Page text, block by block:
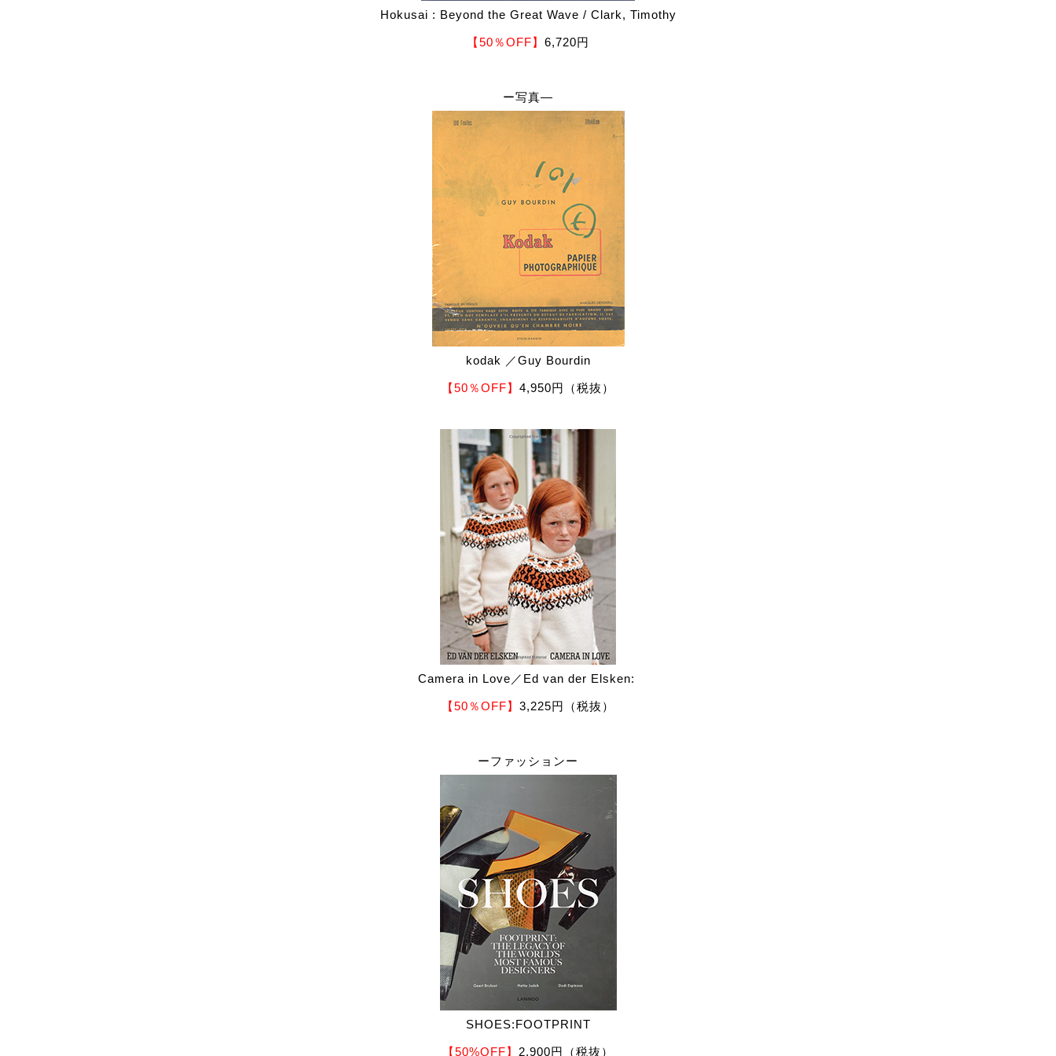
Hokusai : Beyond the Great Wave / Clark, Timothy
【50％OFF】 6,720円
ー写真―
kodak ／Guy Bourdin
【50％OFF】 4,950円（税抜）
Camera in Love／Ed van der Elsken:
【50％OFF】 3,225円（税抜）
ーファッションー
SHOES:FOOTPRINT
【50%OFF】 2,900円（税抜）